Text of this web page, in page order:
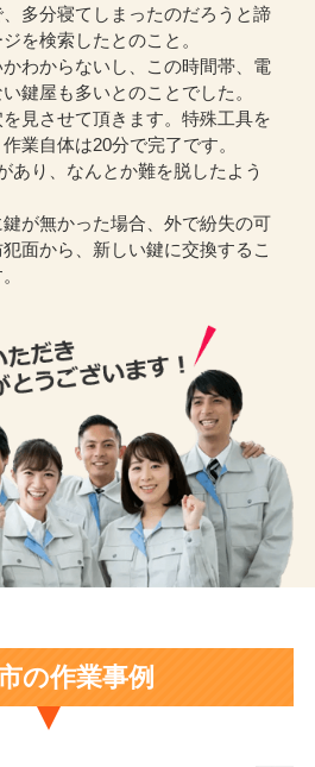
多分寝てしまったのだろうと諦
を検索したとのこと。
わからないし、この時間帯、電
鍵屋も多いとのことでした。
見させて頂きます。特殊工具を
業自体は20分で完了です。
あり、なんとか難を脱したよう
が無かった場合、外で紛失の可
面から、新しい鍵に交換するこ
の作業事例